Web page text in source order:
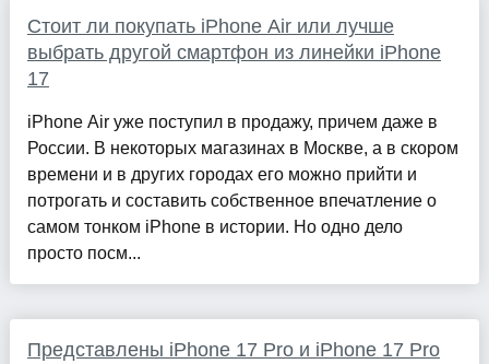
Стоит ли покупать iPhone Air или лучше
выбрать другой смартфон из линейки iPhone
17
iPhone Air уже поступил в продажу, причем даже в
России. В некоторых магазинах в Москве, а в скором
времени и в других городах его можно прийти и
потрогать и составить собственное впечатление о
самом тонком iPhone в истории. Но одно дело
просто посм...
Представлены iPhone 17 Pro и iPhone 17 Pro